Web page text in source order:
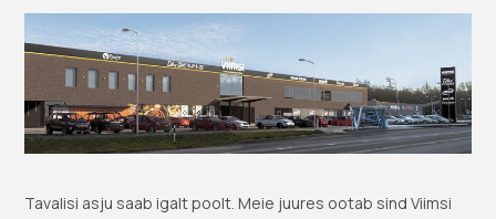
Tavalisi asju saab igalt poolt. Meie juures ootab sind Viimsi